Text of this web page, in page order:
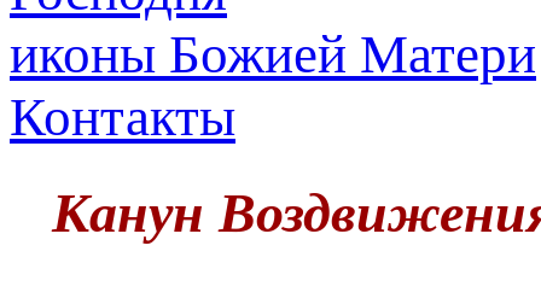
иконы Божией Матери
Контакты
Канун